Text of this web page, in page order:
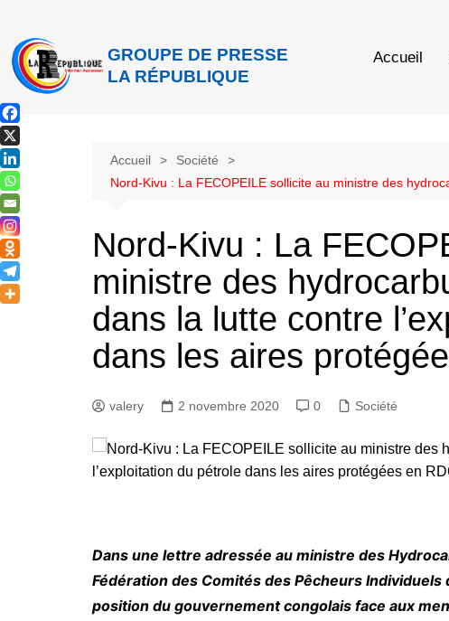
GROUPE DE PRESSE
LA RÉPUBLIQUE
Accueil
Accueil
Société
Nord-Kivu : La FECOPEILE sollicite au ministre des
Nord-Kivu : La
ministre des
dans la lutte contre
dans les aires
valery 2 novembre 2020 0 Société
Dans une lettre adressée au ministre des
Fédération des Comités des Pêcheurs Individuels
position du gouvernement congolais face aux